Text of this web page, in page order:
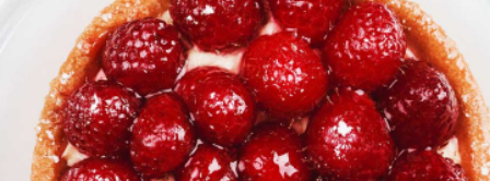
Τάρτα με βατόμουρα και κρέμα
ανθότυρο
Τάρτα με βατόμουρα, γεμάτη χρώμα και γεύση.
Μπορείτε να χρησιμοποιήσετε ό,τι φρέσκα φρούτα
θέλετε.